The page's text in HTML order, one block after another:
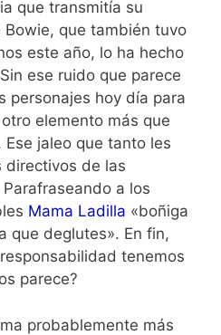
que transmitía su
Bowie, que también tuvo
este año, lo ha hecho
ese ruido que parece
personajes hoy día para
elemento más que
jaleo que tanto les
directivos de las
a los
Mama Ladilla «boñiga
que deglutes». En fin,
tenemos
parece?
probablemente más